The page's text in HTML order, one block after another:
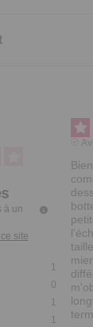
à un
site
1
0
1
1